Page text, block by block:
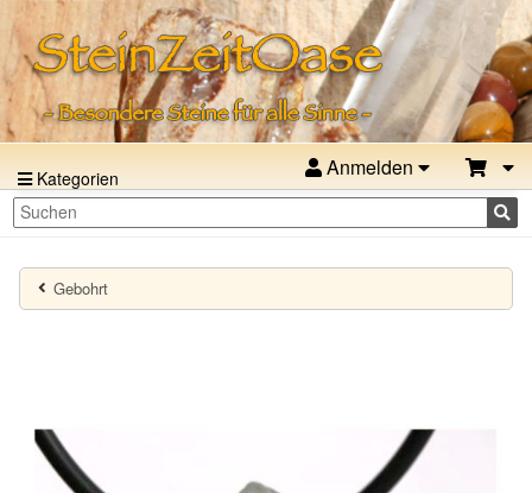
Kategorien Anmelden
Gebohrt